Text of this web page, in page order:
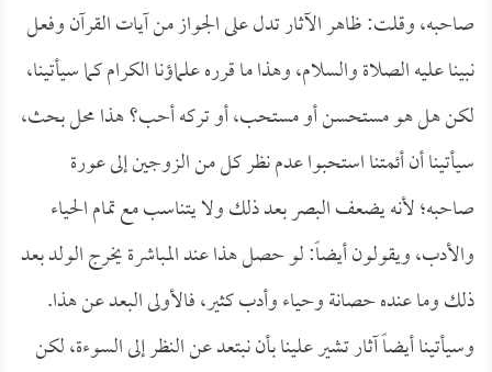
صاحبه، وقلت: ظاهر الآثار تدل على الجواز من آيات القرآن وفعل
نبينا عليه الصلاة والسلام، وهذا ما قرره علماؤنا الكرام كما سيأتينا،
لكن هل هو مستحسن أو مستحب، أو تركه أحب؟ هذا محل بحث،
سيأتينا أن أئمتنا استحبوا عدم نظر كل من الزوجين إلى عورة
صاحبه؛ لأنه يضعف البصر بعد ذلك ولا يتناسب مع تمام الحياء
والأدب، ويقولون أيضاً: لو حصل هذا عند المباشرة يخرج الولد بعد
ذلك وما عنده حصانة وحياء وأدب كثير، فالأولى البعد عن هذا.
وسيأتينا أيضاً آثار تشير علينا بأن نبتعد عن النظر إلى السوءة، لكن